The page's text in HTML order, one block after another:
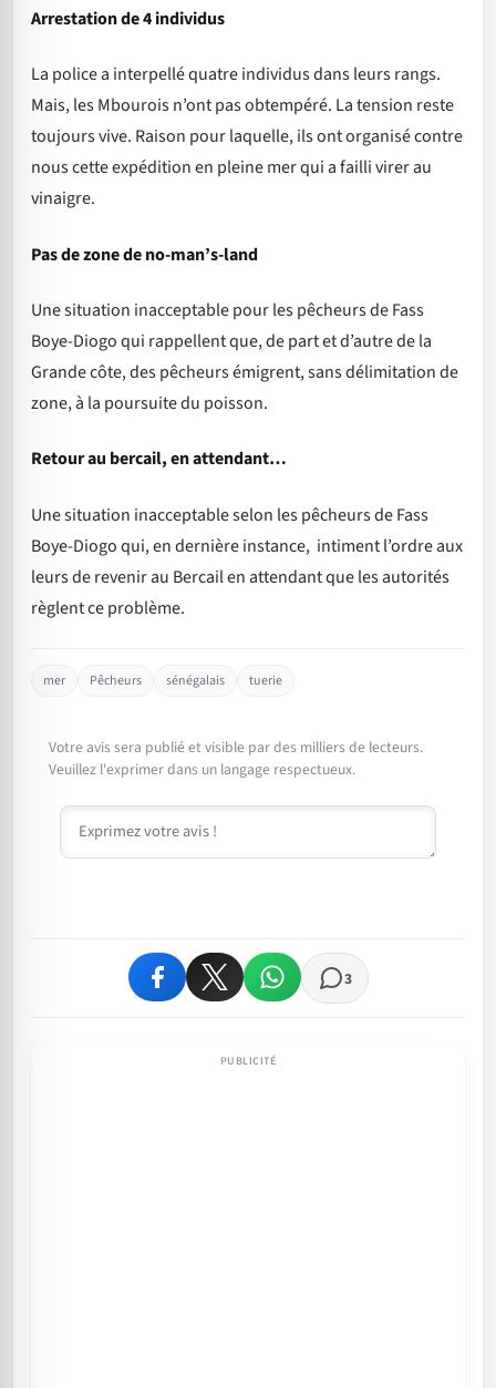
Arrestation de 4 individus
La police a interpellé quatre individus dans leurs rangs.
Mais, les Mbourois n’ont pas obtempéré. La tension reste
toujours vive. Raison pour laquelle, ils ont organisé contre
nous cette expédition en pleine mer qui a failli virer au
vinaigre.
Pas de zone de no-man’s-land
Une situation inacceptable pour les pêcheurs de Fass
Boye-Diogo qui rappellent que, de part et d’autre de la
Grande côte, des pêcheurs émigrent, sans délimitation de
zone, à la poursuite du poisson.
Retour au bercail, en attendant…
Une situation inacceptable selon les pêcheurs de Fass
Boye-Diogo qui, en dernière instance, intiment l’ordre aux
leurs de revenir au Bercail en attendant que les autorités
règlent ce problème.
mer Pêcheurs sénégalais tuerie
Votre avis sera publié et visible par des milliers de lecteurs.
Veuillez l'exprimer dans un langage respectueux.
Commentaire
3